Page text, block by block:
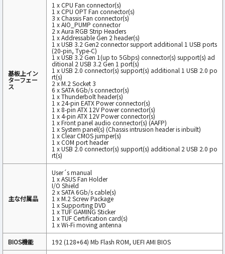
基板上イン
ターフェー
ス
1 x CPU Fan connector(s)
1 x CPU OPT Fan connector(s)
3 x Chassis Fan connector(s)
1 x AIO_PUMP connector
2 x Aura RGB Strip Headers
1 x Addressable Gen 2 header(s)
1 x USB 3.2 Gen2 connector support additional 1 USB ports
(20-pin, Type-C)
1 x USB 3.2 Gen 1(up to 5Gbps) connector(s) support(s) ad
ditional 2 USB 3.2 Gen 1 port(s)
1 x USB 2.0 connector(s) support(s) additional 1 USB 2.0 po
rt(s)
2 x M.2 Socket 3
6 x SATA 6Gb/s connector(s)
1 x Thunderbolt header(s)
1 x 24-pin EATX Power connector(s)
1 x 8-pin ATX 12V Power connector(s)
1 x 4-pin ATX 12V Power connector(s)
1 x Front panel audio connector(s) (AAFP)
1 x System panel(s) (Chassis intrusion header is inbuilt)
1 x Clear CMOS jumper(s)
1 x COM port header
1 x USB 2.0 connector(s) support(s) additional 2 USB 2.0 po
rt(s)
主な付属品
User´s manual
1 x ASUS Fan Holder
I/O Shield
2 x SATA 6Gb/s cable(s)
1 x M.2 Screw Package
1 x Supporting DVD
1 x TUF GAMING Sticker
1 x TUF Certification card(s)
1 x Wi-Fi moving antenna
BIOS機能
192 (128+64) Mb Flash ROM, UEFI AMI BIOS